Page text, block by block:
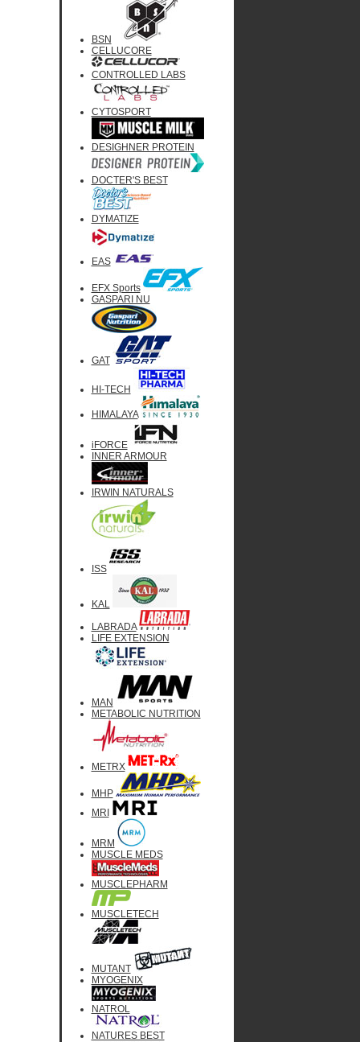
BSN
CELLUCORE
CONTROLLED LABS
CYTOSPORT
DESIGHNER PROTEIN
DOCTER'S BEST
DYMATIZE
EAS
EFX Sports
GASPARI NU
GAT
HI-TECH
HIMALAYA
iFORCE
INNER ARMOUR
IRWIN NATURALS
ISS
KAL
LABRADA
LIFE EXTENSION
MAN
METABOLIC NUTRITION
METRX
MHP
MRI
MRM
MUSCLE MEDS
MUSCLEPHARM
MUSCLETECH
MUTANT
MYOGENIX
NATROL
NATURES BEST